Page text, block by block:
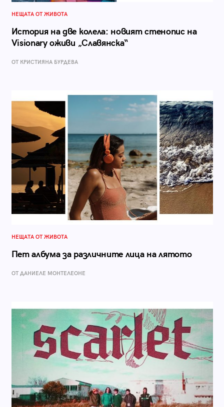
НЕЩАТА ОТ ЖИВОТА
История на две колела: новият стенопис на
Visionary оживи „Славянска“
ОТ КРИСТИЯНА БУРДЕВА
НЕЩАТА ОТ ЖИВОТА
Пет албума за различните лица на лятото
ОТ ДАНИЕЛЕ МОНТЕЛЕОНЕ